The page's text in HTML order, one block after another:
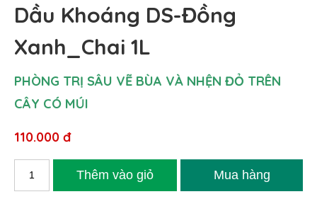
Dầu Khoáng DS-Đồng
Xanh_Chai 1L
PHÒNG TRỊ SÂU VẼ BÙA VÀ NHỆN ĐỎ TRÊN
CÂY CÓ MÚI
110.000 đ